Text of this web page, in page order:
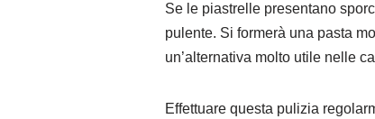
Se le piastrelle presentano
pulente. Si formerà una pasta
un’alternativa molto utile nelle
Effettuare questa pulizia